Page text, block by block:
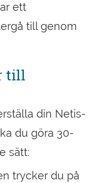
ett
till genom
till
din Netis-
du göra 30-
sätt:
trycker du på